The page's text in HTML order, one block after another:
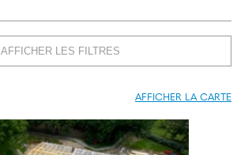
AFFICHER LES FILTRES
AFFICHER LA CARTE